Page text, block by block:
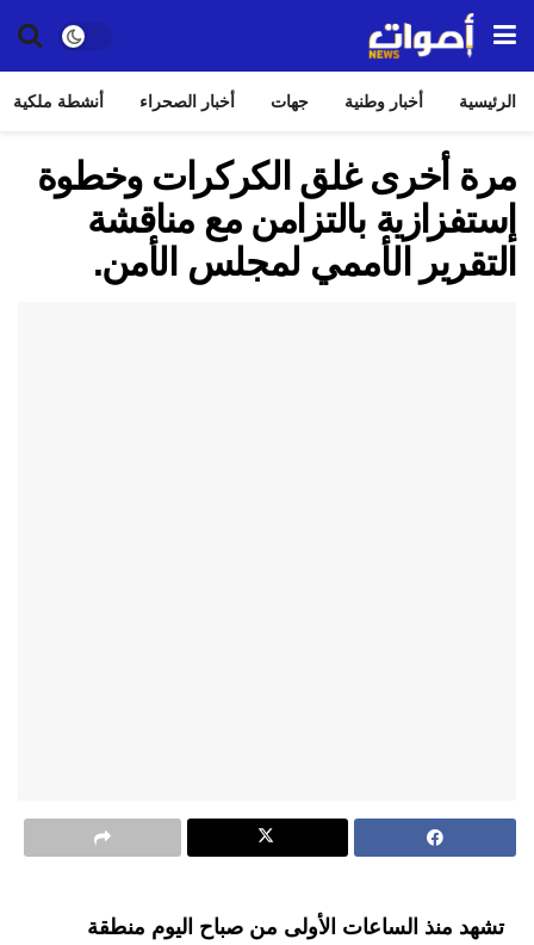
الرئيسية أخبار وطنية جهات أخبار الصحراء أنشطة ملكية
مرة أخرى غلق الكركرات وخطوة
إستفزازية بالتزامن مع مناقشة
التقرير الأممي لمجلس الأمن.
تشهد منذ الساعات الأولى من صباح اليوم منطقة